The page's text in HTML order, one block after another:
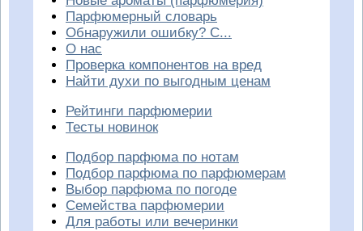
Парфюмерный словарь
Обнаружили ошибку? С...
О нас
Проверка компонентов на вред
Найти духи по выгодным ценам
Рейтинги парфюмерии
Тесты новинок
Подбор парфюма по нотам
Подбор парфюма по парфюмерам
Выбор парфюма по погоде
Семейства парфюмерии
Для работы или вечеринки